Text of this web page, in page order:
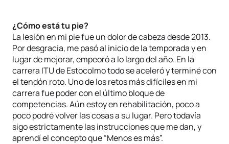
¿Cómo está tu pie?
La lesión en mi pie fue un dolor de cabeza desde 2013.
Por desgracia, me pasó al inicio de la temporada y en
lugar de mejorar, empeoró a lo largo del año. En la
carrera ITU de Estocolmo todo se aceleró y terminé con
el tendón roto. Uno de los retos más difíciles en mi
carrera fue poder con el último bloque de
competencias. Aún estoy en rehabilitación, poco a
poco podré volver las cosas a su lugar. Pero todavía
sigo estrictamente las instrucciones que me dan, y
aprendí el concepto que “Menos es más”.